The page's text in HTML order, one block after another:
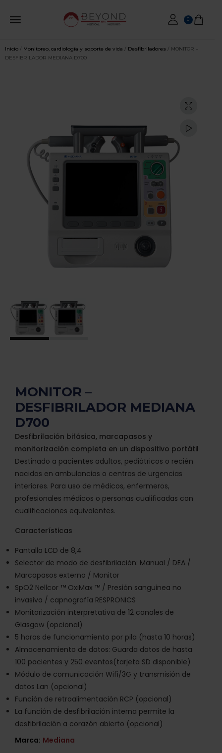
0
Inicio / Monitoreo, cardiología y soporte de vida / Desfibriladores / MONITOR –
DESFIBRILADOR MEDIANA D700
MONITOR –
DESFIBRILADOR MEDIANA
D700
Desfibrilación bifásica, marcapasos y
monitorización completa en un dispositivo portátil
Destinado a pacientes adultos, pediátricos o recién
nacidos en ambulancias o centros de urgencias
interiores. Para uso de médicos, enfermeros,
profesionales médicos o personas cualificadas con
cualificaciones equivalentes.
Características
Pantalla LCD de 8,4
Selector de modo de desfibrilación: Manual / DEA /
Marcapasos externo / Monitor
SpO2 Nellcor ™ OxiMax ™ / Presión sanguinea no
invasiva / capnografía RESPRONICS
Monitorización interpretativa de 12 canales de
Glasgow (opcional)
5 horas de funcionamiento por pila (hasta 10 horas)
Almacenamiento de datos: Guarda datos de hasta
100 pacientes y 250 eventos(tarjeta SD disponible)
Módulo de comunicación Wifi/3G y transmisión de
datos Lan (opcional)
Función de retroalimentación RCP (opcional)
La función de desfibrilación interna permite la
desfibrilación a corazón abierto (opcional)
Marca: Mediana